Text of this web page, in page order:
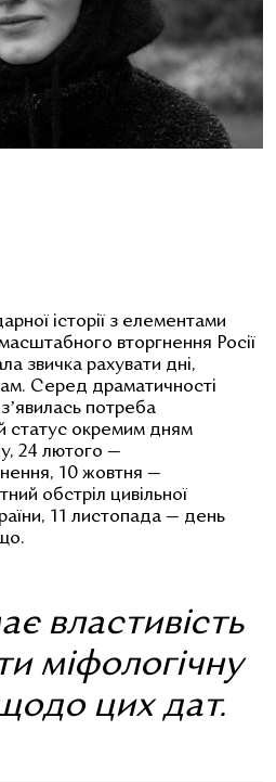
історії з елементами
вторгнення Росії
звичка рахувати дні,
Серед драматичності
потреба
статус окремим дням
24 лютого —
10 жовтня —
обстріл цивільної
11 листопада — день
властивість
міфологічну
цих дат.